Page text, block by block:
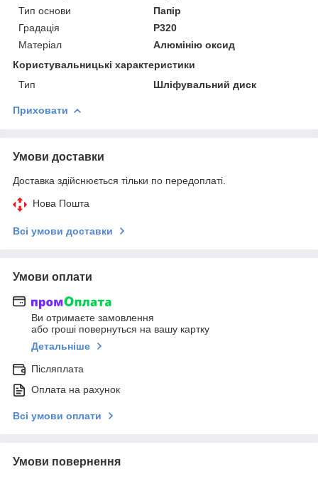
Тип основи
Папір
Градація
P320
Матеріал
Алюмінію оксид
Користувальницькі характеристики
Тип
Шліфувальний диск
Приховати
Умови доставки
Доставка здійснюється тільки по передоплаті.
Нова Пошта
Всі умови доставки
Умови оплати
Ви отримаєте замовлення
або гроші повернуться на вашу картку
Детальніше
Післяплата
Оплата на рахунок
Всі умови оплати
Умови повернення